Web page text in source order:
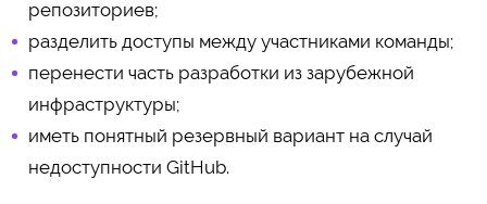
репозиториев;
разделить доступы между участниками команды;
перенести часть разработки из зарубежной
инфраструктуры;
иметь понятный резервный вариант на случай
недоступности GitHub.